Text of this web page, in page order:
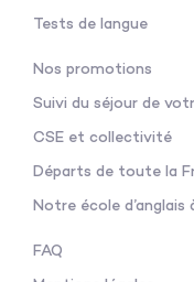
Tests de langue
Nos promotions
Suivi du séjour de
CSE et collectivité
Départs de toute la
Notre école d’anglais
FAQ